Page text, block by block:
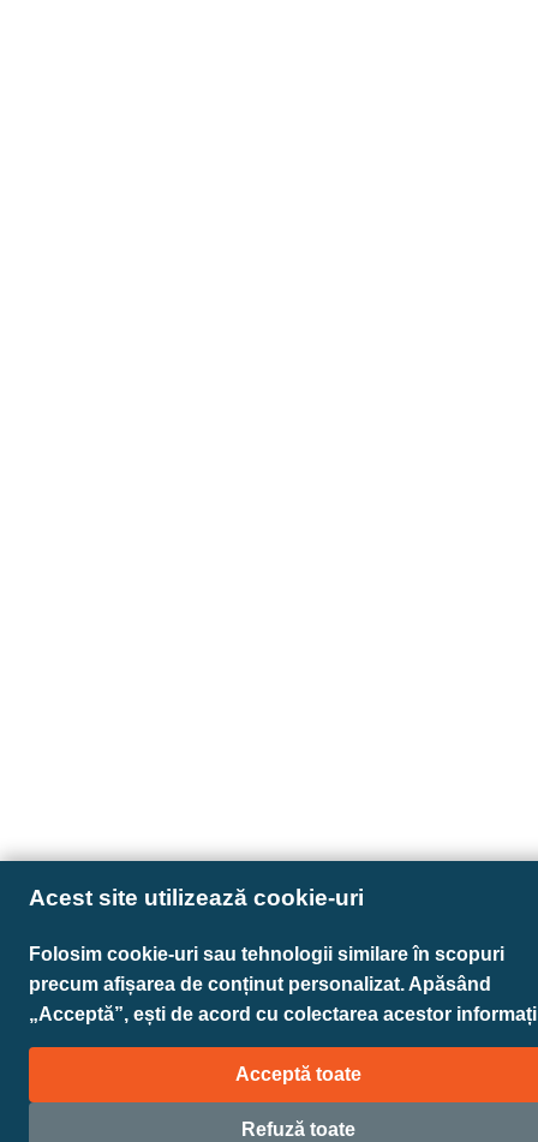
Acest site utilizează cookie-uri
Folosim cookie-uri sau tehnologii similare în scopuri
precum afișarea de conținut personalizat. Apăsând
„Acceptă”, ești de acord cu colectarea acestor
Acceptă toate
Refuză toate